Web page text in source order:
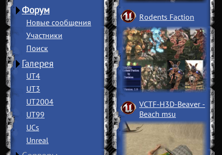
Форум
Новые сообщения
Участники
Поиск
Галерея
UT4
UT3
UT2004
UT99
UCs
Unreal
Rodents Faction
VCTF-H3D-Beaver ­
Beach msu